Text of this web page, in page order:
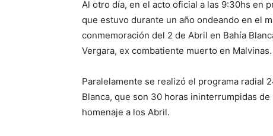
Al otro día, en el acto oficial a las 9:30hs en
que estuvo durante un año ondeando en el
conmemoración del 2 de Abril en Bahía
Vergara, ex combatiente muerto en Malvinas.
Paralelamente se realizó el programa radial
Blanca, que son 30 horas ininterrumpidas
homenaje a los Abril.